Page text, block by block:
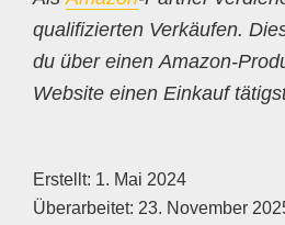
qualifizierten Verkäufen.
du über einen Amazon-
Website einen Einkauf
Erstellt: 1. Mai 2024
Überarbeitet: 23. November